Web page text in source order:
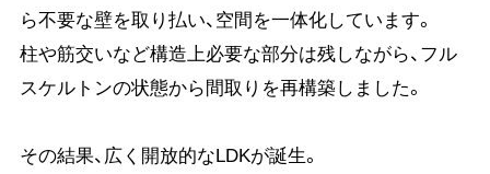
ら不要な壁を取り払い、空間を一体化しています。
柱や筋交いなど構造上必要な部分は残しながら、フル
スケルトンの状態から間取りを再構築しました。
その結果、広く開放的なLDKが誕生。